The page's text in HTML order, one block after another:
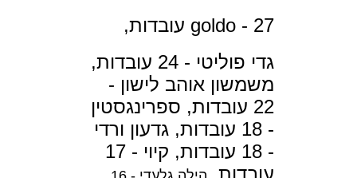
goldo - 27 עובדות,
גדי פוליטי - 24 עובדות,
משמשון אוהב לישון -
22 עובדות,
ספרינגסטין
- 18 עובדות,
גדעון ורדי
- 18 עובדות,
קיוי - 17
עובדות,